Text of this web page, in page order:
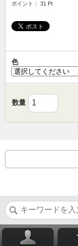
ポイント： 31 Pt
色
数量